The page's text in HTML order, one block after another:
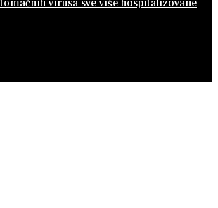
virusa sve više hospitalizovane